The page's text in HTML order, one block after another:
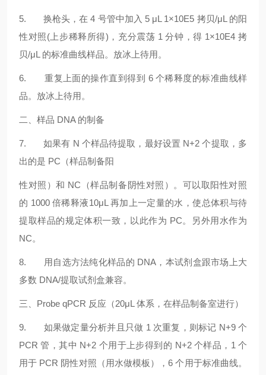
5. 换枪头，在 4 号管中加入 5 μL 1×10E5 拷贝/μL 的阳
性对照(上步稀释所得)，充分震荡 1 分钟，得 1×10E4 拷
贝/μL 的标准曲线样品。放冰上待用。
6. 重复上面的操作直到得到 6 个稀释度的标准曲线样
品。放冰上待用。
二、样品 DNA 的制备
7. 如果有 N 个样品待提取，最好设置 N+2 个提取，多
出的是 PC（样品制备阳
性对照）和 NC（样品制备阴性对照）。可以取阳性对照
的 1000 倍稀释液10μL 再加上一定量的水，使总体积与待
提取样品的规定体积一致，以此作为 PC。另外用水作为
NC。
8. 用自选方法纯化样品的 DNA，本试剂盒跟市场上大
多数 DNA/提取试剂盒兼容。
三、Probe qPCR 反应（20μL 体系，在样品制备室进行）
9. 如果做定量分析并且只做 1 次重复，则标记 N+9 个
PCR 管，其中 N+2 个用于上步得到的 N+2 个样品，1 个
用于 PCR 阴性对照（用水做模板），6 个用于标准曲线。